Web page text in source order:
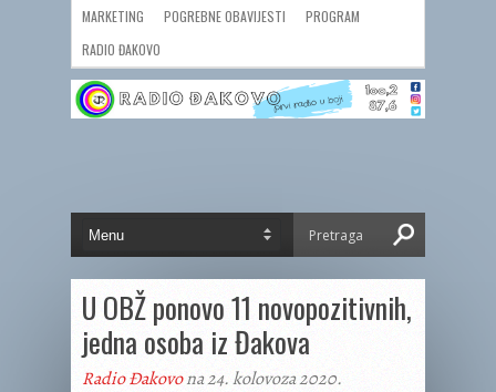
MARKETING POGREBNE OBAVIJESTI
PROGRAM
RADIO ĐAKOVO
U OBŽ ponovo 11 novopozitivnih,
jedna osoba iz Đakova
Radio Đakovona 24. kolovoza 2020.